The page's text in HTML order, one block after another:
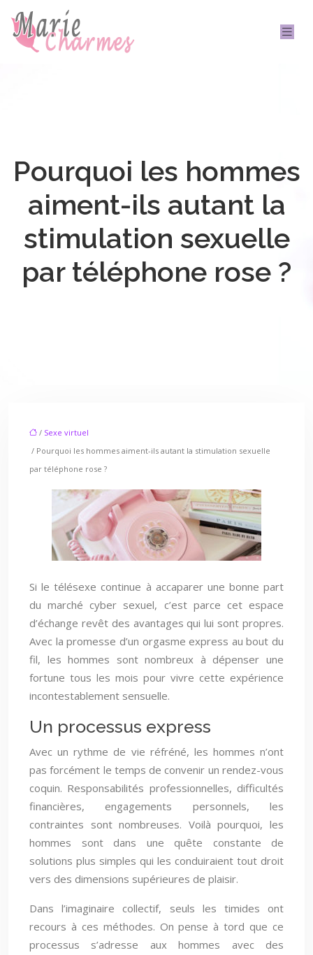
Pourquoi les hommes
aiment-ils autant la
stimulation sexuelle
par téléphone rose ?
/ Sexe virtuel
/ Pourquoi les hommes aiment-ils autant la stimulation sexuelle
par téléphone rose ?
Si le télésexe continue à accaparer une bonne part
du marché cyber sexuel, c’est parce cet espace
d’échange revêt des avantages qui lui sont propres.
Avec la promesse d’un orgasme express au bout du
fil, les hommes sont nombreux à dépenser une
fortune tous les mois pour vivre cette expérience
incontestablement sensuelle.
Un processus express
Avec un rythme de vie réfréné, les hommes n’ont
pas forcément le temps de convenir un rendez-vous
coquin. Responsabilités professionnelles, difficultés
financières, engagements personnels, les
contraintes sont nombreuses. Voilà pourquoi, les
hommes sont dans une quête constante de
solutions plus simples qui les conduiraient tout droit
vers des dimensions supérieures de plaisir.
Dans l’imaginaire collectif, seuls les timides ont
recours à ces méthodes. On pense à tord que ce
processus s’adresse aux hommes avec des